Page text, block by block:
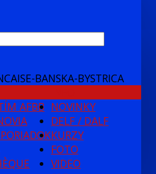
AFBB NOVINKY
DELF / DALF
KURZY
FOTO
VIDEO